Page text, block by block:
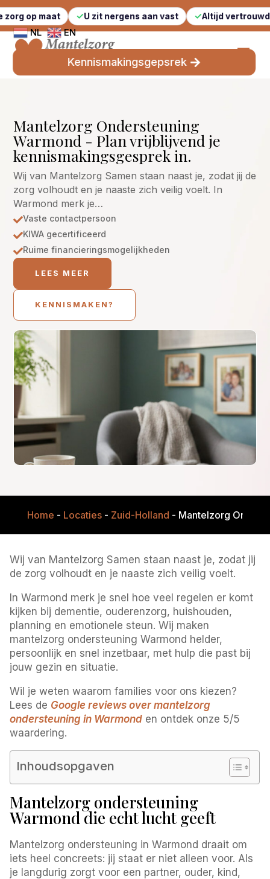
U zit nergens aan vast Altijd vertrouwde
NL EN
Kennismakingsgepsrek
Mantelzorg Ondersteuning
Warmond - Plan vrijblijvend je
kennismakingsgesprek in.
Wij van Mantelzorg Samen staan naast je, zodat jij de
zorg volhoudt en je naaste zich veilig voelt. In
Warmond merk je…
Vaste contactpersoon
KIWA gecertificeerd
Ruime financieringsmogelijkheden
LEES MEER
KENNISMAKEN?
Home - Locaties- Zuid-Holland - Mantelzorg
Wij van Mantelzorg Samen staan naast je, zodat jij
de zorg volhoudt en je naaste zich veilig voelt.
In Warmond merk je snel hoe veel regelen er komt
kijken bij dementie, ouderenzorg, huishouden,
planning en emotionele steun. Wij maken
mantelzorg ondersteuning Warmond helder,
persoonlijk en snel inzetbaar, met hulp die past bij
jouw gezin en situatie.
Wil je weten waarom families voor ons kiezen?
Lees de Google reviews over mantelzorg
ondersteuning in Warmond en ontdek onze 5/5
waardering.
Inhoudsopgaven
Mantelzorg ondersteuning
Warmond die echt lucht geeft
Mantelzorg ondersteuning in Warmond draait om
iets heel concreets: jij staat er niet alleen voor. Als
je langdurig zorgt voor een partner, ouder, kind,